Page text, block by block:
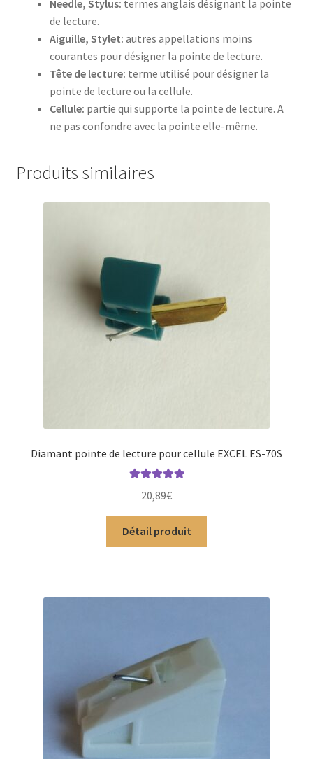
Needle, Stylus: termes anglais désignant la pointe
de lecture.
Aiguille, Stylet: autres appellations moins
courantes pour désigner la pointe de lecture.
Tête de lecture: terme utilisé pour désigner la
pointe de lecture ou la cellule.
Cellule: partie qui supporte la pointe de lecture. A
ne pas confondre avec la pointe elle-même.
Produits similaires
Diamant pointe de lecture pour cellule EXCEL ES-70S
5
20,89€
Détail produit